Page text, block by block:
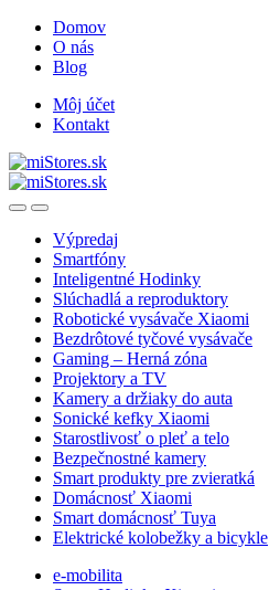
Skip
navigation
Skip
content
Domov
O nás
Blog
Môj účet
Kontakt
OpenClose
Výpredaj
Smartfóny
Inteligentné Hodinky
Slúchadlá a reproduktory
Robotické vysávače Xiaomi
Bezdrôtové tyčové vysávače
Gaming – Herná zóna
Projektory a TV
Kamery a držiaky do auta
Sonické kefky Xiaomi
Starostlivosť o pleť a telo
Bezpečnostné kamery
Smart produkty pre zvieratká
Domácnosť Xiaomi
Smart domácnosť Tuya
Elektrické kolobežky a bicykle
e-mobilita